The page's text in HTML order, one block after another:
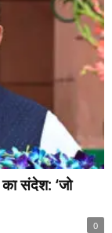
का संदेश: ‘जो
0